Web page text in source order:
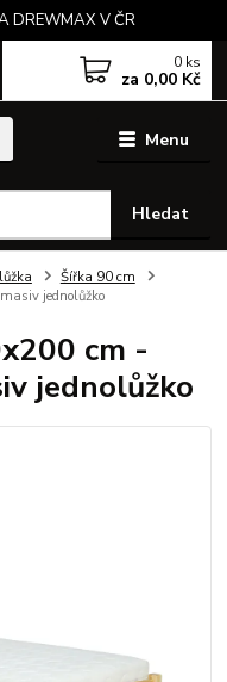
DREWMAX V ČR
Menu
Hledat
0 ks
za 0,00 Kč
Šířka 90 cm
jednolůžko
cm -
jednolůžko